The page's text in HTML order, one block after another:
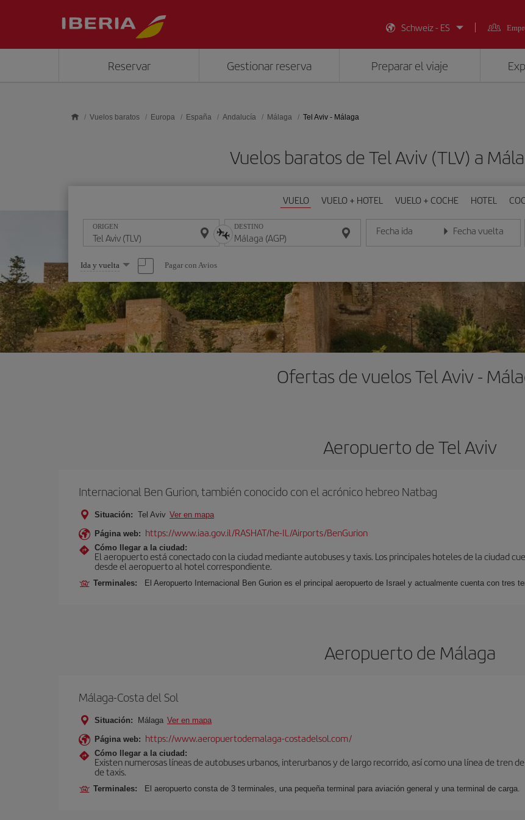
Schweiz - ES
Reservar Gestionar reserva Preparar el viaje
Vuelos baratos Europa España Andalucía Málaga Tel Aviv - Málaga
Vuelos baratos de Tel Aviv (TLV) a
VUELO VUELO + HOTEL VUELO + COCHE HOTEL
ORIGEN DESTINO Fecha ida
Introduce la fecha en formato día/mes/año
Fecha vuelta
Introduce la fecha en
Seleccione
una
opción
Ida y vuelta Pagar con Avios
Ofertas de vuelos Tel Aviv -
Aeropuerto de Tel Aviv
Internacional Ben Gurion, también conocido con el acrónico hebreo Natbag
Situación: Tel Aviv Ver en mapa
Página web: https://www.iaa.gov.il/RASHAT/he-IL/Airports/BenGurion
Cómo llegar a la ciudad:
El aeropuerto está conectado con la ciudad mediante autobuses y taxis. Los principales hoteles de la ciudad
desde el aeropuerto al hotel correspondiente.
Terminales: El Aeropuerto Internacional Ben Gurion es el principal aeropuerto de Israel y actualmente cuenta con tres
Aeropuerto de Málaga
Málaga-Costa del Sol
Situación: Málaga Ver en mapa
Página web: https://www.aeropuertodemalaga-costadelsol.com/
Cómo llegar a la ciudad:
Existen numerosas líneas de autobuses urbanos, interurbanos y de largo recorrido, así como una línea de tren
de taxis.
Terminales: El aeropuerto consta de 3 terminales, una pequeña terminal para aviación general y una terminal de carga.